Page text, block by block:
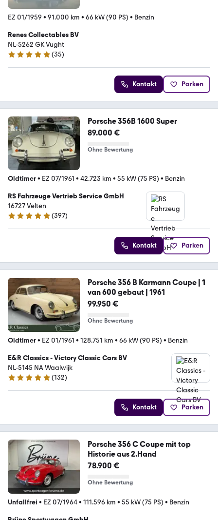
EZ 01/1959 • 91.000 km • 66 kW (90 PS) • Benzin
Renes Collectables BV
NL-5262 GK Vught
5 Sterne
(35)
Kontakt Parken
Porsche 356B 1600 Super
89.000 €
Ohne Bewertung
Oldtimer• EZ 07/1961 • 42.723 km • 55 kW (75 PS) • Benzin
RS Fahrzeuge Vertrieb Service GmbH
16727 Velten
5 Sterne
(397)
Kontakt Parken
Porsche 356 B Karmann Coupe | 1
van 600 gebaut | 1961
99.950 €
Ohne Bewertung
Oldtimer• EZ 01/1961 • 128.751 km • 66 kW (90 PS) • Benzin
E&R Classics - Victory Classic Cars BV
NL-5145 NA Waalwijk
5 Sterne
(132)
Kontakt Parken
Porsche 356 C Coupe mit top
Historie aus 2.Hand
78.900 €
Ohne Bewertung
Unfallfrei • EZ 07/1964• 111.596 km • 55 kW (75 PS) • Benzin